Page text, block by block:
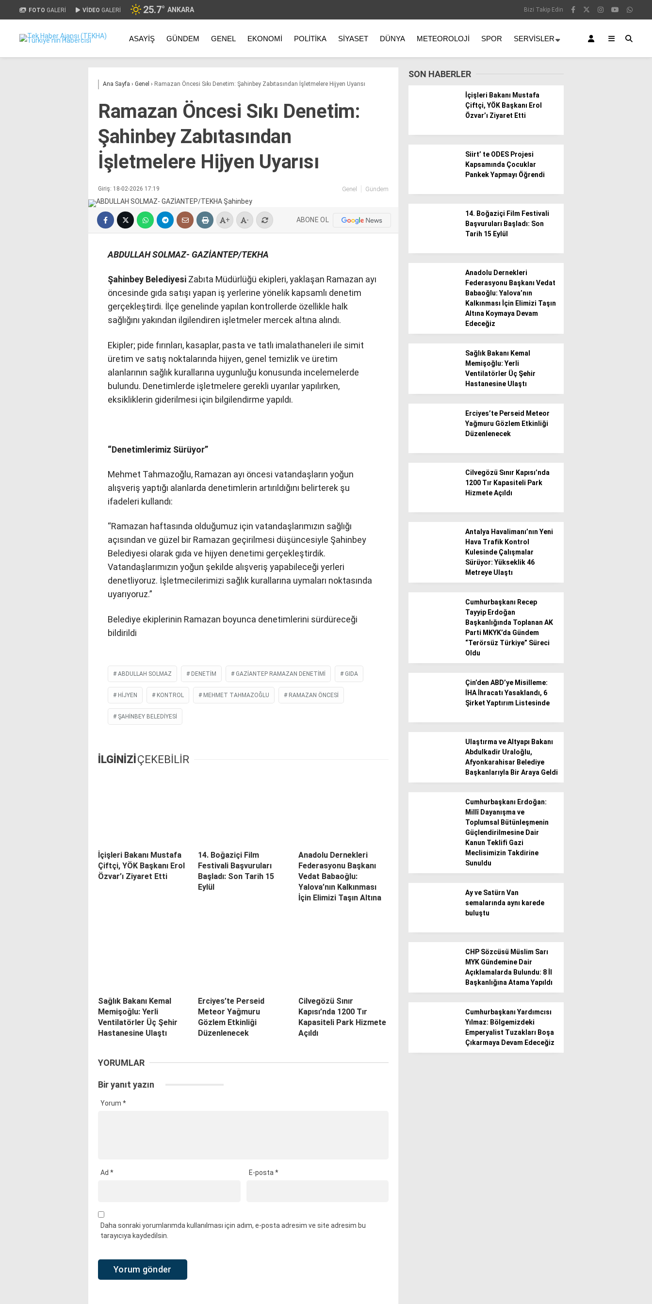
Politika / Siyaset
Dünya
FOTO GALERİ VİDEO GALERİ 25.7° ANKARA Bizi Takip Edin
ASAYIŞ GÜNDEM GENEL EKONOMI POLITIKA SIYASET DÜNYA METEOROLOJI SPOR SERVISLER
Ana Sayfa › Genel › Ramazan Öncesi Sıkı Denetim: Şahinbey Zabıtasından İşletmelere Hijyen Uyarısı
Ramazan Öncesi Sıkı Denetim:
Şahinbey Zabıtasından
İşletmelere Hijyen Uyarısı
Giriş: 18-02-2026 17:19 Genel Gündem
+ - ABONE OL
ABDULLAH SOLMAZ- GAZİANTEP/TEKHA
Şahinbey Belediyesi Zabıta Müdürlüğü ekipleri, yaklaşan Ramazan ayı
öncesinde gıda satışı yapan iş yerlerine yönelik kapsamlı denetim
gerçekleştirdi. İlçe genelinde yapılan kontrollerde özellikle halk
sağlığını yakından ilgilendiren işletmeler mercek altına alındı.
Ekipler; pide fırınları, kasaplar, pasta ve tatlı imalathaneleri ile simit
üretim ve satış noktalarında hijyen, genel temizlik ve üretim
alanlarının sağlık kurallarına uygunluğu konusunda incelemelerde
bulundu. Denetimlerde işletmelere gerekli uyarılar yapılırken,
eksikliklerin giderilmesi için bilgilendirme yapıldı.
“Denetimlerimiz Sürüyor”
Mehmet Tahmazoğlu, Ramazan ayı öncesi vatandaşların yoğun
alışveriş yaptığı alanlarda denetimlerin artırıldığını belirterek şu
ifadeleri kullandı:
“Ramazan haftasında olduğumuz için vatandaşlarımızın sağlığı
açısından ve güzel bir Ramazan geçirilmesi düşüncesiyle Şahinbey
Belediyesi olarak gıda ve hijyen denetimi gerçekleştirdik.
Vatandaşlarımızın yoğun şekilde alışveriş yapabileceği yerleri
denetliyoruz. İşletmecilerimizi sağlık kurallarına uymaları noktasında
uyarıyoruz.”
Belediye ekiplerinin Ramazan boyunca denetimlerini sürdüreceği
bildirildi
ABDULLAH SOLMAZ DENETIM GAZIANTEP RAMAZAN DENETIMI GIDA
HIJYEN KONTROL MEHMET TAHMAZOĞLU RAMAZAN ÖNCESI
ŞAHINBEY BELEDIYESI
İLGİNİZİÇEKEBİLİR
İçişleri Bakanı Mustafa
Çiftçi, YÖK Başkanı Erol
Özvar’ı Ziyaret Etti
14. Boğaziçi Film
Festivali Başvuruları
Başladı: Son Tarih 15
Eylül
Anadolu Dernekleri
Federasyonu Başkanı
Vedat Babaoğlu:
Yalova’nın Kalkınması
İçin Elimizi Taşın Altına
Sağlık Bakanı Kemal
Memişoğlu: Yerli
Ventilatörler Üç Şehir
Hastanesine Ulaştı
Erciyes’te Perseid
Meteor Yağmuru
Gözlem Etkinliği
Düzenlenecek
Cilvegözü Sınır
Kapısı’nda 1200 Tır
Kapasiteli Park Hizmete
Açıldı
YORUMLAR
Bir yanıt yazın
Yorum *
Ad * E-posta *
Daha sonraki yorumlarımda kullanılması için adım, e-posta adresim ve site adresim bu
tarayıcıya kaydedilsin.
SON HABERLER
İçişleri Bakanı Mustafa
Çiftçi, YÖK Başkanı Erol
Özvar’ı Ziyaret Etti
Siirt’ te ODES Projesi
Kapsamında Çocuklar
Pankek Yapmayı Öğrendi
14. Boğaziçi Film Festivali
Başvuruları Başladı: Son
Tarih 15 Eylül
Anadolu Dernekleri
Federasyonu Başkanı Vedat
Babaoğlu: Yalova’nın
Kalkınması İçin Elimizi Taşın
Altına Koymaya Devam
Edeceğiz
Sağlık Bakanı Kemal
Memişoğlu: Yerli
Ventilatörler Üç Şehir
Hastanesine Ulaştı
Erciyes’te Perseid Meteor
Yağmuru Gözlem Etkinliği
Düzenlenecek
Cilvegözü Sınır Kapısı’nda
1200 Tır Kapasiteli Park
Hizmete Açıldı
Antalya Havalimanı’nın Yeni
Hava Trafik Kontrol
Kulesinde Çalışmalar
Sürüyor: Yükseklik 46
Metreye Ulaştı
Cumhurbaşkanı Recep
Tayyip Erdoğan
Başkanlığında Toplanan AK
Parti MKYK’da Gündem
“Terörsüz Türkiye” Süreci
Oldu
Çin’den ABD’ye Misilleme:
İHA İhracatı Yasaklandı, 6
Şirket Yaptırım Listesinde
Ulaştırma ve Altyapı Bakanı
Abdulkadir Uraloğlu,
Afyonkarahisar Belediye
Başkanlarıyla Bir Araya Geldi
Cumhurbaşkanı Erdoğan:
Millî Dayanışma ve
Toplumsal Bütünleşmenin
Güçlendirilmesine Dair
Kanun Teklifi Gazi
Meclisimizin Takdirine
Sunuldu
Ay ve Satürn Van
semalarında aynı karede
buluştu
CHP Sözcüsü Müslim Sarı
MYK Gündemine Dair
Açıklamalarda Bulundu: 8 İl
Başkanlığına Atama Yapıldı
Cumhurbaşkanı Yardımcısı
Yılmaz: Bölgemizdeki
Emperyalist Tuzakları Boşa
Çıkarmaya Devam Edeceğiz